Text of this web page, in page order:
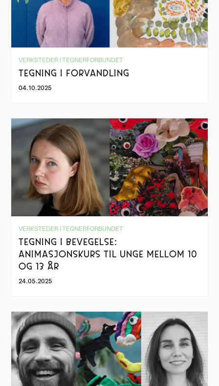
VERKSTEDER I TEGNERFORBUNDET
TEGNING I FORVANDLING
04.10.2025
VERKSTEDER I TEGNERFORBUNDET
TEGNING I BEVEGELSE:
ANIMASJONSKURS TIL UNGE MELLOM 10
OG 13 ÅR
24.05.2025